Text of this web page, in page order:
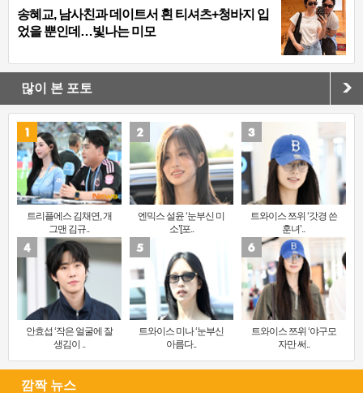
송혜교, 남사친과 데이트서 흰 티셔츠+청바지 입
었을 뿐인데…빛나는 미모
많이 본 포토
트리플에스 김채연, 개
그맨 김규..
엔믹스 설윤 ‘눈부신 미
소’[포..
트와이스 쯔위 ‘갓경 쓴
훈녀’..
안효섭 ‘작은 얼굴에 잘
생김이 ..
트와이스 미나 ‘눈부신
아름다..
트와이스 쯔위 ‘야구모
자만 써..
깜짝 뉴스